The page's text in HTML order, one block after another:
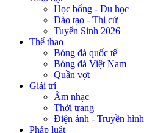
Học bổng - Du học
Đào tạo - Thi cử
Tuyển Sinh 2026
Thể thao
Bóng đá quốc tế
Bóng đá Việt Nam
Quần vợt
Giải trí
Âm nhạc
Thời trang
Điện ảnh - Truyền hình
Pháp luật